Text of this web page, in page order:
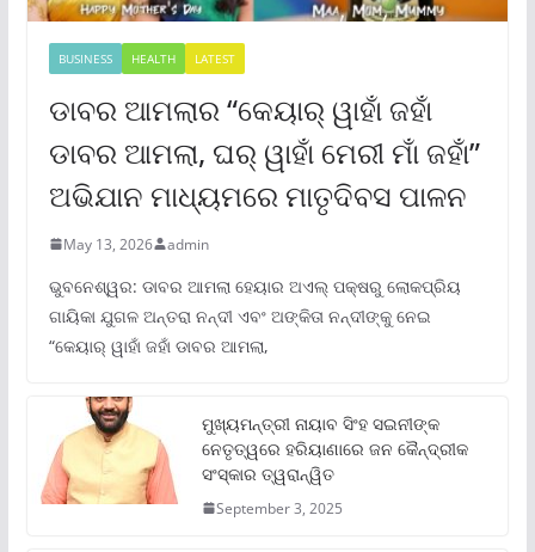
BUSINESS HEALTH LATEST
ଡାବର ଆମଲାର “କେୟାର୍ ୱାହାଁ ଜହାଁ
ଡାବର ଆମଲା, ଘର୍ ୱାହାଁ ମେରୀ ମାଁ ଜହାଁ”
ଅଭିଯାନ ମାଧ୍ୟମରେ ମାତୃଦିବସ ପାଳନ
May 13, 2026 admin
ଭୁବନେଶ୍ୱର: ଡାବର ଆମଲା ହେୟାର ଅଏଲ୍ ପକ୍ଷରୁ ଲୋକପ୍ରିୟ
ଗାୟିକା ଯୁଗଳ ଅନ୍ତରା ନନ୍ଦୀ ଏବଂ ଅଙ୍କିତା ନନ୍ଦୀଙ୍କୁ ନେଇ
“କେୟାର୍ ୱାହାଁ ଜହାଁ ଡାବର ଆମଲା,
ମୁଖ୍ୟମନ୍ତ୍ରୀ ନାୟାବ ସିଂହ ସଇନୀଙ୍କ
ନେତୃତ୍ୱରେ ହରିୟାଣାରେ ଜନ କୈନ୍ଦ୍ରୀକ
ସଂସ୍କାର ତ୍ୱରାନ୍ୱିତ
September 3, 2025